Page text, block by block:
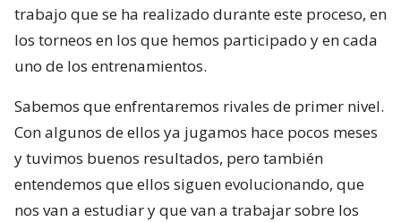
trabajo que se ha realizado durante este proceso, en
los torneos en los que hemos participado y en cada
uno de los entrenamientos.
Sabemos que enfrentaremos rivales de primer nivel.
Con algunos de ellos ya jugamos hace pocos meses
y tuvimos buenos resultados, pero también
entendemos que ellos siguen evolucionando, que
nos van a estudiar y que van a trabajar sobre los